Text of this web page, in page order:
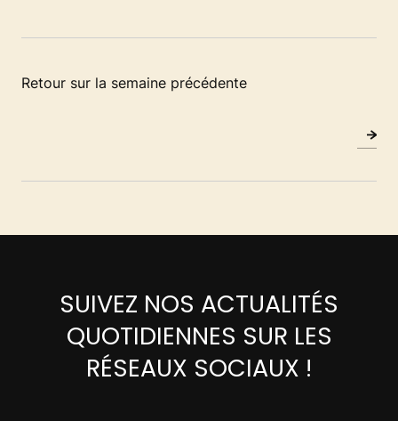
Retour sur la semaine précédente
SUIVEZ NOS ACTUALITÉS
QUOTIDIENNES SUR LES
RÉSEAUX SOCIAUX !